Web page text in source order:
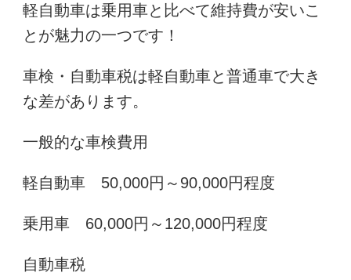
軽自動車は乗用車と比べて維持費が安いこ
とが魅力の一つです！
車検・自動車税は軽自動車と普通車で大き
な差があります。
一般的な車検費用
軽自動車 50,000円～90,000円程度
乗用車 60,000円～120,000円程度
自動車税